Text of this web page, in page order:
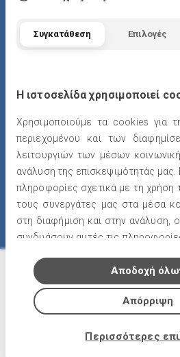
Συμφωνώ με τους
όρους
Συγκατάθεση Επιλογές
Η ιστοσελίδα χρησιμοποιεί
Χρησιμοποιούμε τα cookies για
περιεχομένου και των
λειτουργιών των μέσων
ανάλυση της επισκεψιμότητάς μας.
πληροφορίες σχετικά με τη χρήση
τους συνεργάτες μας στα μέσα
στη διαφήμιση και στην ανάλυση,
συνδυάσουν αυτές τις
υπηρεσιών τους.
Απόρριψη
Αποδοχή
Περισσότερες